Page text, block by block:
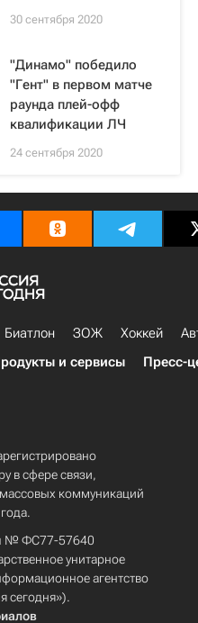
30 сентября 2020
"Динамо" победило
"Гент" в первом матче
раунда плей-офф
квалификации ЛЧ
24 сентября 2020
Биатлон ЗОЖ Хоккей
и сервисы Пресс-
в сфере связи,
коммуникаций
№ ФС77-57640
унитарное
агентство
сегодня»).